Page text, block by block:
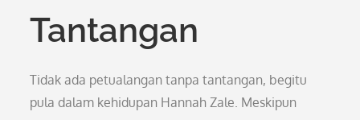
Tantangan
Tidak ada petualangan tanpa tantangan, begitu
pula dalam kehidupan Hannah Zale. Meskipun